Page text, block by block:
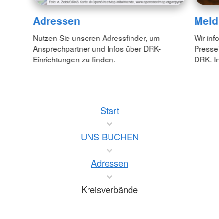
Adressen
Nutzen Sie unseren Adressfinder, um
Ansprechpartner und Infos über DRK-
Einrichtungen zu finden.
Wir
DRK.
Start
UNS BUCHEN
Adressen
Kreisverbände